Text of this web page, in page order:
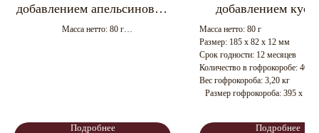
добавлением апельсиновых
кусочков. 80 г
Масса нетто: 80 г
Подробнее
добавлением
сушеной
(ЕЛОЧКА) 80
Масса нетто: 80 г
Размер: 185 х 82 х 12 мм
Срок годности: 12 месяцев
Количество в гофрокоробе: 40
Вес гофрокороба: 3,20 кг
Размер гофрокороба: 395 х
Подробнее